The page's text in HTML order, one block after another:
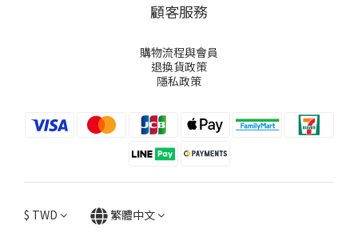
顧客服務
購物流程與會員
退換貨政策
隱私政策
$ TWD 繁體中文